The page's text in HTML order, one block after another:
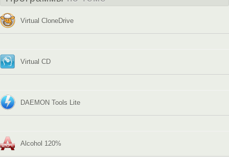
Virtual CloneDrive
Virtual CD
DAEMON Tools Lite
Alcohol 120%